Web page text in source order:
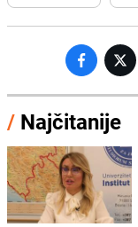
/ Najčitanije